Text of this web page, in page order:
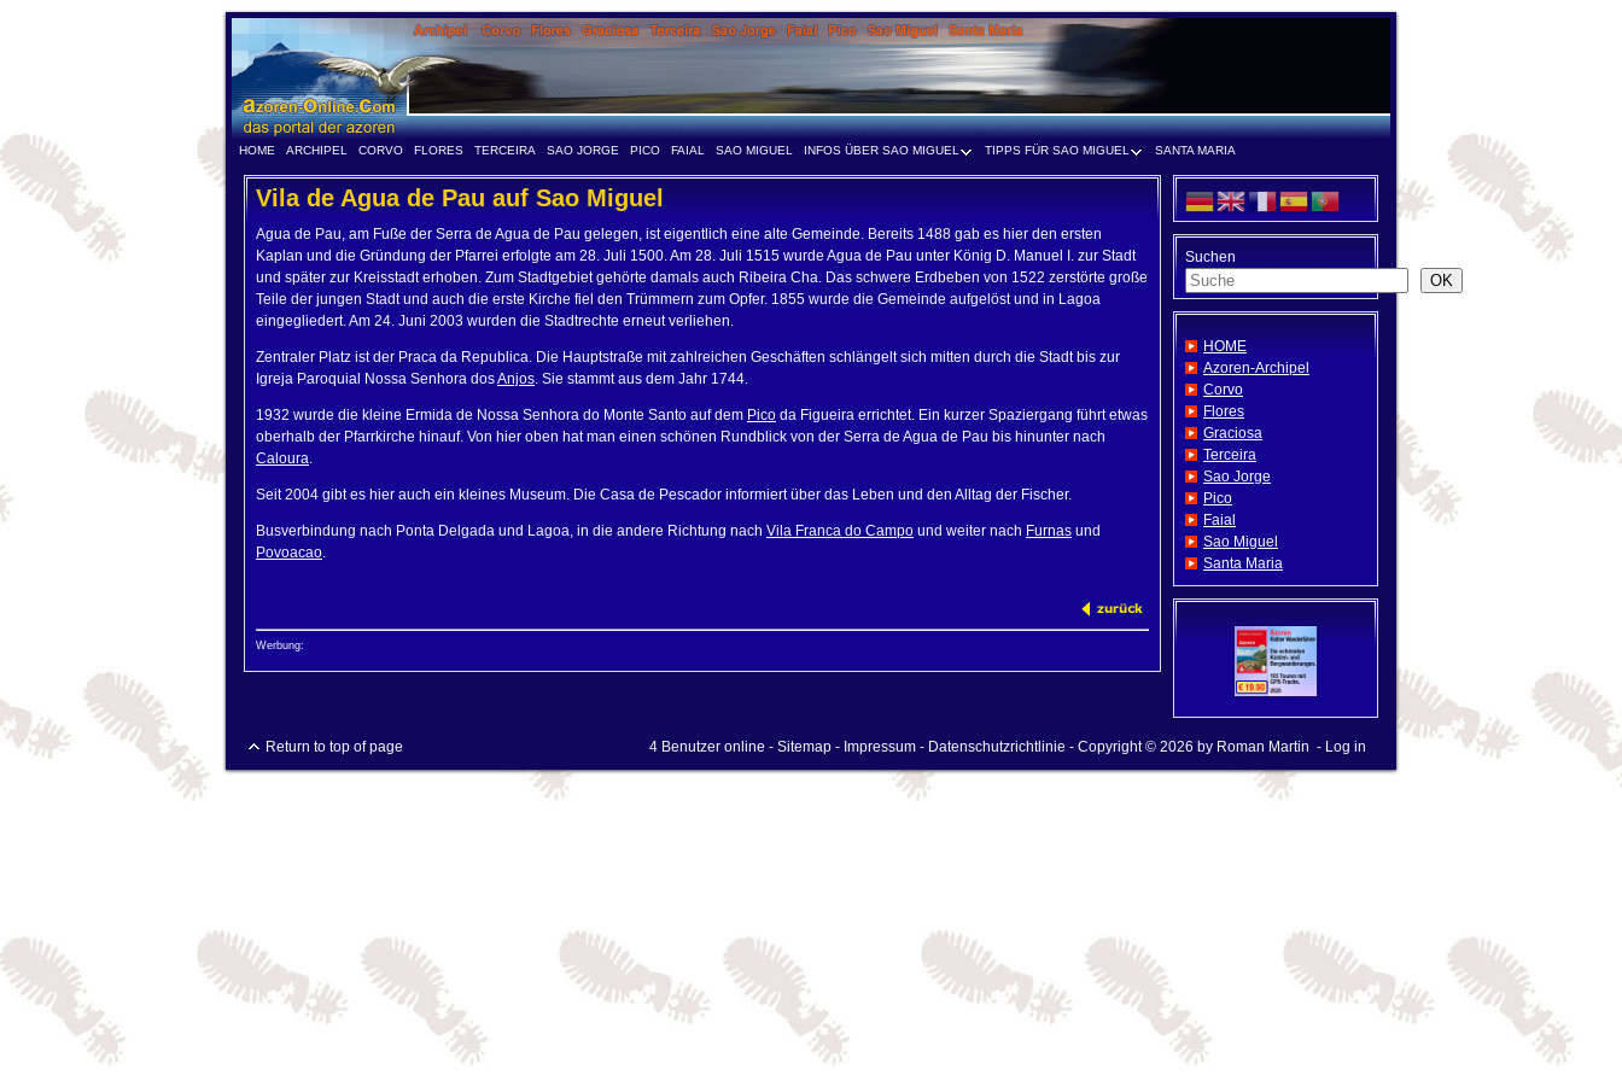
HOME ARCHIPEL CORVO FLORES TERCEIRA SAO JORGE PICO FAIAL SAO MIGUEL INFOS ÜBER SAO MIGUEL TIPPS FÜR SAO MIGUEL SANTA MARIA
Vila de Agua de Pau auf Sao Miguel
Agua de Pau, am Fuße der Serra de Agua de Pau gelegen, ist eigentlich eine alte Gemeinde. Bereits 1488 gab es hier den ersten
Kaplan und die Gründung der Pfarrei erfolgte am 28. Juli 1500. Am 28. Juli 1515 wurde Agua de Pau unter König D. Manuel I. zur Stadt
und später zur Kreisstadt erhoben. Zum Stadtgebiet gehörte damals auch Ribeira Cha. Das schwere Erdbeben von 1522 zerstörte große
Teile der jungen Stadt und auch die erste Kirche fiel den Trümmern zum Opfer. 1855 wurde die Gemeinde aufgelöst und in Lagoa
eingegliedert. Am 24. Juni 2003 wurden die Stadtrechte erneut verliehen.
Zentraler Platz ist der Praca da Republica. Die Hauptstraße mit zahlreichen Geschäften schlängelt sich mitten durch die Stadt bis zur
Igreja Paroquial Nossa Senhora dosAnjos. Sie stammt aus dem Jahr 1744.
1932 wurde die kleine Ermida de Nossa Senhora do Monte Santo auf dem Pico da Figueira errichtet. Ein kurzer Spaziergang führt etwas
oberhalb der Pfarrkirche hinauf. Von hier oben hat man einen schönen Rundblick von der Serra de Agua de Pau bis hinunter nach
Caloura.
Seit 2004 gibt es hier auch ein kleines Museum. Die Casa de Pescador informiert über das Leben und den Alltag der Fischer.
Busverbindung nach Ponta Delgada und Lagoa, in die andere Richtung nach Vila Franca do Campo und weiter nach Furnas und
Povoacao.
Werbung:
Suchen
OK
HOME
Azoren-Archipel
Corvo
Flores
Graciosa
Terceira
Sao Jorge
Pico
Faial
Sao Miguel
Santa Maria
Return to top of page 4 Benutzer online - Sitemap - Impressum - Datenschutzrichtlinie - Copyright © 2026 by Roman Martin - Log in